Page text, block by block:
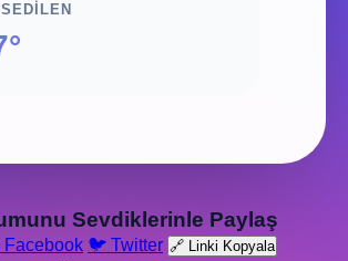
Sevdiklerinle Paylaş
Facebook 🐦 Twitter 🔗 Linki Kopyala